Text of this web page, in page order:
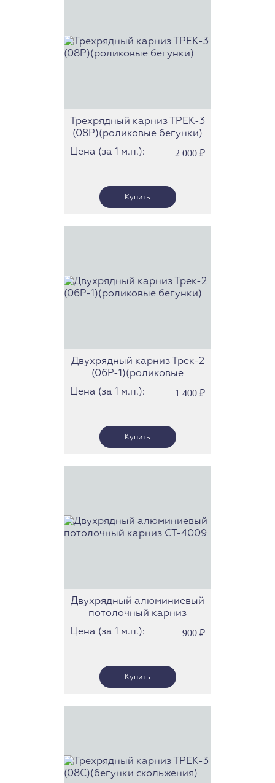
Трехрядный карниз ТРЕК-3
(08Р)(роликовые бегунки)
Цена (за 1 м.п.):
2 000 ₽
Двухрядный карниз Трек-2
(06Р-1)(роликовые
бегунки)
Цена (за 1 м.п.): 1 400 ₽
Двухрядный алюминиевый
потолочный карниз
СТ-4009
Цена (за 1 м.п.): 900 ₽